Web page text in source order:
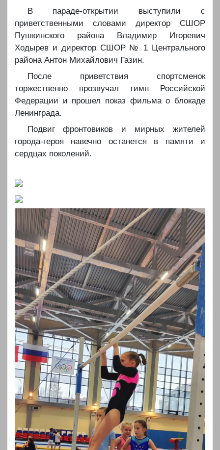
В параде-открытии выступили с
приветственными словами директор СШОР
Пушкинского района Владимир Игоревич
Ходырев и директор СШОР № 1 Центрального
района Антон Михайлович Газин.
После приветствия спортсменок
торжественно прозвучал гимн Российской
Федерации и прошел показ фильма о блокаде
Ленинграда.
Подвиг фронтовиков и мирных жителей
города-героя навечно останется в памяти и
сердцах поколений.